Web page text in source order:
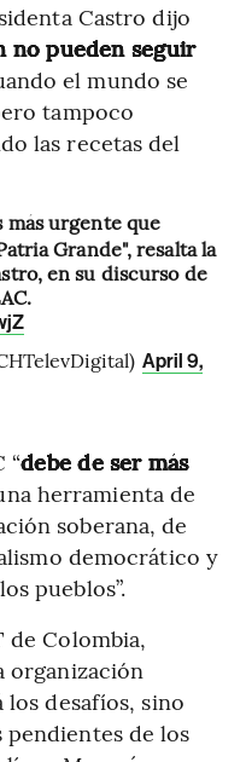
Castro dijo
no pueden seguir
el mundo se
tampoco
las recetas del
más urgente que
Grande", resalta la
en su discurso de
April 9,
“debe de ser más
herramienta de
soberana, de
democrático y
pueblos”.
de Colombia,
organización
desafíos, sino
pendientes de los